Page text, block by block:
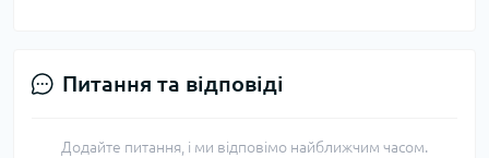
Питання та відповіді
Додайте питання, і ми відповімо найближчим часом.